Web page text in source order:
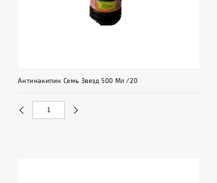
Антинакипин Семь Звезд 500 Мл /20